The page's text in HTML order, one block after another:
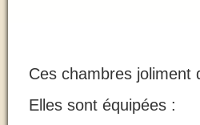
Ces chambres joliment
Elles sont équipées :